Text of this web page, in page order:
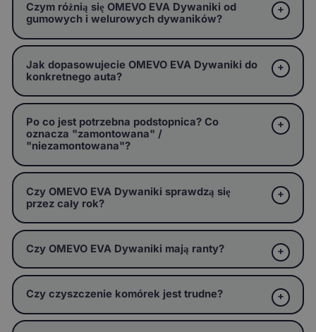
Czym różnią się OMEVO EVA Dywaniki od
gumowych i welurowych dywaników?
Jak dopasowujecie OMEVO EVA Dywaniki do
konkretnego auta?
Po co jest potrzebna podstopnica? Co
oznacza "zamontowana" /
"niezamontowana"?
Czy OMEVO EVA Dywaniki sprawdzą się
przez cały rok?
Czy OMEVO EVA Dywaniki mają ranty?
Czy czyszczenie komórek jest trudne?